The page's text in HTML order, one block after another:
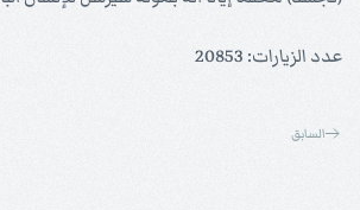
عدد الزيارات: 20853
السابق